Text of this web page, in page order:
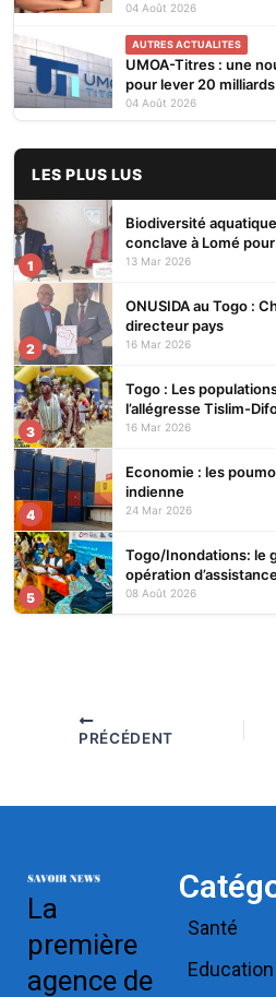
04 Août 2026
AUTRES ACTUALITES
UMOA-Titres : une
pour lever 20 milliards
04 Août 2026
LES PLUS LUS
1
Biodiversité
conclave à Lomé
écosystèmes
13 Mar 2026
2
ONUSIDA au Togo :
directeur pays
16 Mar 2026
3
Togo : Les
l’allégresse Tislim-
16 Mar 2026
4
Economie : les
indienne
24 Mar 2026
5
Togo/Inondations: le
opération
08 Août 2026
PRÉCÉDENT
La
première
agence de
Santé
Education